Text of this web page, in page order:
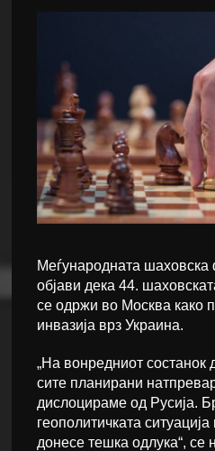
Меѓународната
објави дека 44.
се одржи во Москва како
инвазија врз Украина.
„На вонредниот состанок
сите планирани
дислоцираме од Русија.
геополитичката
донесе тешка одлука“, се